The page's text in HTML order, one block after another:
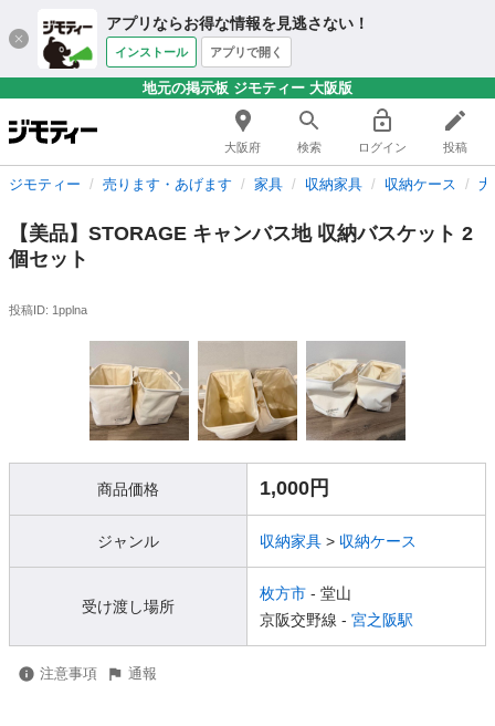
アプリならお得な情報を見逃さない！
インストール アプリで開く
地元の掲示板 ジモティー 大阪版
大阪府 検索 ログイン 投稿
ジモティー 売ります・あげます 家具 収納家具 収納ケース
【美品】STORAGE キャンバス地 収納バスケット 2
個セット
投稿ID: 1pplna
商品価格 1,000円
ジャンル 収納家具 > 収納ケース
受け渡し場所
枚方市 - 堂山
京阪交野線 - 宮之阪駅
注意事項 通報